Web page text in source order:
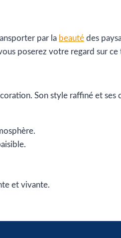
par la beauté des
poserez votre regard sur ce
Son style raffiné et
et vivante.